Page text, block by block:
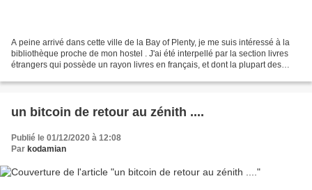
A peine arrivé dans cette ville de la Bay of Plenty, je me suis intéressé à la
bibliothèque proche de mon hostel . J'ai été interpellé par la section livres
étrangers qui possède un rayon livres en français, et dont la plupart des
un bitcoin de retour au zénith ....
Publié le 01/12/2020 à 12:08
Par kodamian